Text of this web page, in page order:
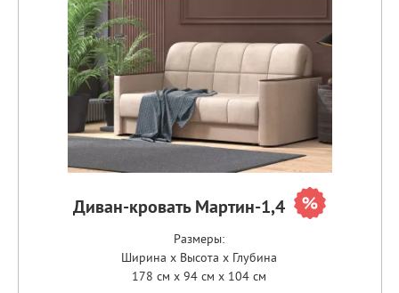
Диван-кровать Мартин-1,4
Размеры:
Ширина x Высота x Глубина
178 см x 94 см x 104 см